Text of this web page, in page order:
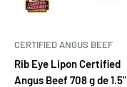
CERTIFIED ANGUS BEEF
Rib Eye Lipon Certified
Angus Beef 708 g de 1.5"